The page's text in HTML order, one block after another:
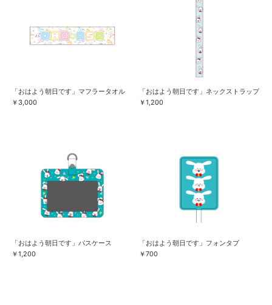
「おはよう朝日です」マフラータオル
￥3,000
「おはよう朝日です」ネックストラップ
￥1,200
「おはよう朝日です」パスケース
￥1,200
「おはよう朝日です」フォンタブ
￥700